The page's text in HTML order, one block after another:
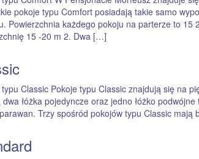
pokoje typu Comfort posiadają takie samo
Powierzchnia każdego pokoju na parterze to
15 -20 m 2. Dwa […]
typu Classic Pokoje typu Classic znajdują się na
dwa łóżka pojedyncze oraz jedno łóżko
Trzy spośród pokojów typu Classic